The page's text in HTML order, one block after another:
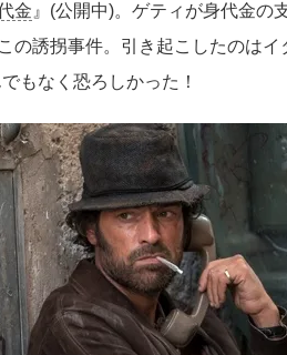
金 』(公開中)。ゲティが身代金の
の誘拐事件。引き起こしたのはイ
もなく恐ろしかった！